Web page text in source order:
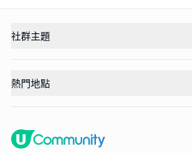
社群主題
熱門地點